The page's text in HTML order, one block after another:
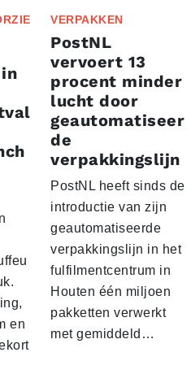
en
VERPAKKEN
PostNL
vervoert 13
procent minder
lucht door
geautomatiseer
de
verpakkingslijn
PostNL heeft sinds de
introductie van zijn
geautomatiseerde
verpakkingslijn in het
fulfilmentcentrum in
Houten één miljoen
pakketten verwerkt
met gemiddeld…